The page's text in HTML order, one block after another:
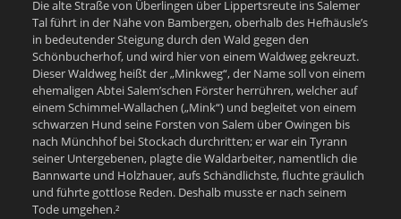
Die alte Straße von Überlingen über Lippertsreute ins Salemer
Tal führt in der Nähe von Bambergen, oberhalb des Hefhäusle’s
in bedeutender Steigung durch den Wald gegen den
Schönbucherhof, und wird hier von einem Waldweg gekreuzt.
Dieser Waldweg heißt der „Minkweg“, der Name soll von einem
ehemaligen Abtei Salem’schen Förster herrühren, welcher auf
einem Schimmel-Wallachen („Mink“) und begleitet von einem
schwarzen Hund seine Forsten von Salem über Owingen bis
nach Münchhof bei Stockach durchritten; er war ein Tyrann
seiner Untergebenen, plagte die Waldarbeiter, namentlich die
Bannwarte und Holzhauer, aufs Schändlichste, fluchte gräulich
und führte gottlose Reden. Deshalb musste er nach seinem
Tode umgehen.²